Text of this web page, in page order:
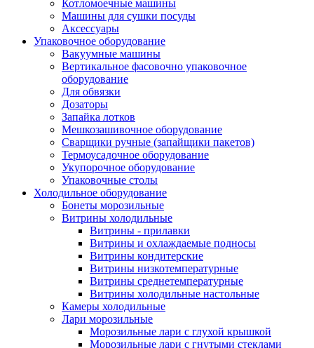
Котломоечные машины
Машины для сушки посуды
Аксессуары
Упаковочное оборудование
Вакуумные машины
Вертикальное фасовочно упаковочное
оборудование
Для обвязки
Дозаторы
Запайка лотков
Мешкозашивочное оборудование
Сварщики ручные (запайщики пакетов)
Термоусадочное оборудование
Укупорочное оборудование
Упаковочные столы
Холодильное оборудование
Бонеты морозильные
Витрины холодильные
Витрины - прилавки
Витрины и охлаждаемые подносы
Витрины кондитерские
Витрины низкотемпературные
Витрины среднетемпературные
Витрины холодильные настольные
Камеры холодильные
Лари морозильные
Морозильные лари с глухой крышкой
Морозильные лари с гнутыми стеклами